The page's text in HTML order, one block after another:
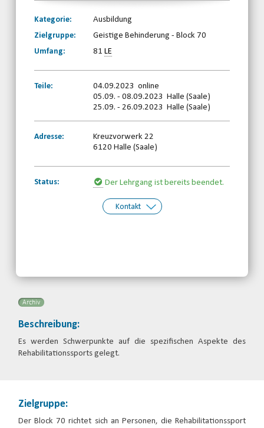
Kategorie:
Ausbildung
Zielgruppe:
Geistige Behinderung - Block 70
Umfang:
81LE
Teile:
04.09.2023 online
05.09. - 08.09.2023 Halle (Saale)
25.09. - 26.09.2023 Halle (Saale)
Adresse:
Kreuzvorwerk 22
6120 Halle (Saale)
Status: Der Lehrgang ist bereits beendet.
Kontakt
Archiv
Beschreibung:
Es werden Schwerpunkte auf die spezifischen Aspekte des
Rehabilitationssports gelegt.
Zielgruppe:
Der Block 70 richtet sich an Personen, die Rehabilitationssport